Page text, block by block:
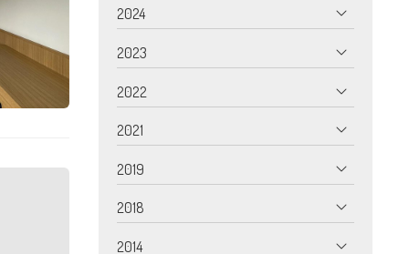
2024
2023
2022
2021
2019
2018
2014